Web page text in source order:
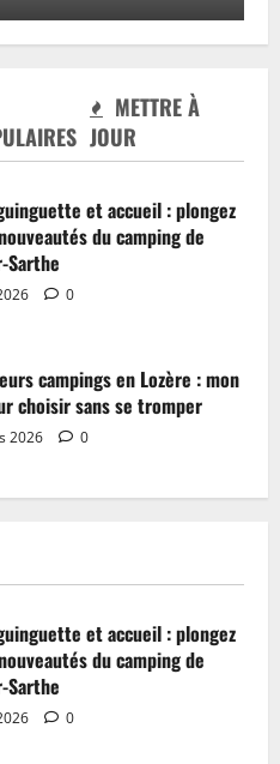
METTRE À
JOUR
et accueil : plongez
du camping de
Sarthe
0
campings en Lozère : mon
choisir sans se tromper
2026 0
et accueil : plongez
du camping de
Sarthe
0